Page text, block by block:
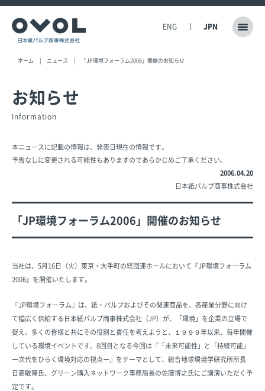
ENG JPN
ホーム ニュース 「JP環境フォーラム2006」開催のお知らせ
お知らせ
Information
本ニュースに記載の情報は、発表日現在の情報です。
予告なしに変更される可能性もありますのであらかじめご了承ください。
2006.04.20
日本紙パルプ商事株式会社
「JP環境フォーラム2006」開催のお知らせ
当社は、5月16日（火）東京・大手町の経団連ホールにおいて『JP環境フォーラム
2006』を開催いたします。
『JP環境フォーラム』は、紙・パルプおよびその関連商品を、各産業分野に向け
て幅広く供給する日本紙パルプ商事株式会社（JP）が、「環境」を企業の立場で
捉え、多くの皆様と共にその役割と責任を考えようと、１９９９年以来、毎年開催
している環境イベントです。8回目となる今回は『「未来可能性」と「持続可能」
ー次代をひらく環境対応の視点ー』をテーマとして、総合地球環境学研究所所長
日高敏隆氏、グリーン購入ネットワーク事務局長の佐藤博之氏にご講演いただく予
定です。